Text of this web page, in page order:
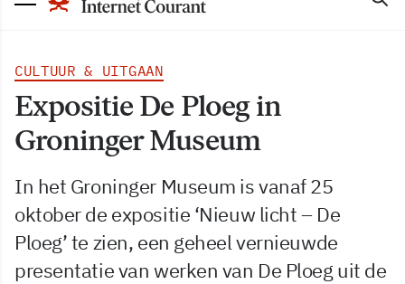
CULTUUR & UITGAAN
Expositie De Ploeg in
Groninger Museum
In het Groninger Museum is vanaf 25
oktober de expositie ‘Nieuw licht – De
Ploeg’ te zien, een geheel vernieuwde
presentatie van werken van De Ploeg uit de